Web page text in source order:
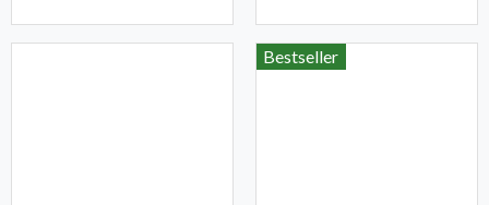
Bestseller